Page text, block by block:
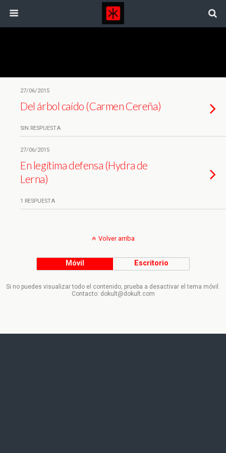
27/06/2015
Del árbol caído (Carmen Cereña)
SIN RESPUESTA
27/06/2015
En legítima defensa (Hydra de
Lerna)
1 RESPUESTA
Volver arriba
Móvil Escritorio
Si no puedes visualizar todo el contenido, prueba a desactivar el tema móvil.
Contacto: dokult@dokult.com